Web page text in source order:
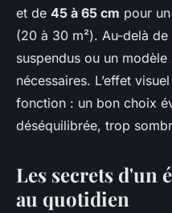
et de 45 à 65 cm pour
(20 à 30 m²). Au-delà
suspendus ou un
nécessaires. L’effet
fonction : un bon choix
déséquilibrée, trop
Les secrets d'un
au quotidien